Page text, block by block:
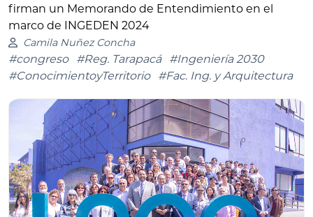
firman un Memorando de Entendimiento en el
marco de INGEDEN 2024
Camila Nuñez Concha
#congreso #Reg. Tarapacá
#Ingeniería 2030
#ConocimientoyTerritorio
#Fac. Ing. y Arquitectura